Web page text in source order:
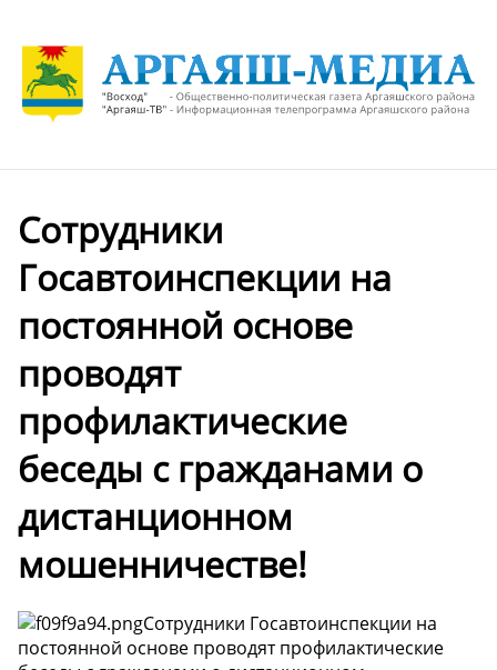
Сотрудники
Госавтоинспекции на
постоянной основе
проводят
профилактические
беседы с гражданами о
дистанционном
мошенничестве!
Сотрудники Госавтоинспекции на
постоянной основе проводят профилактические